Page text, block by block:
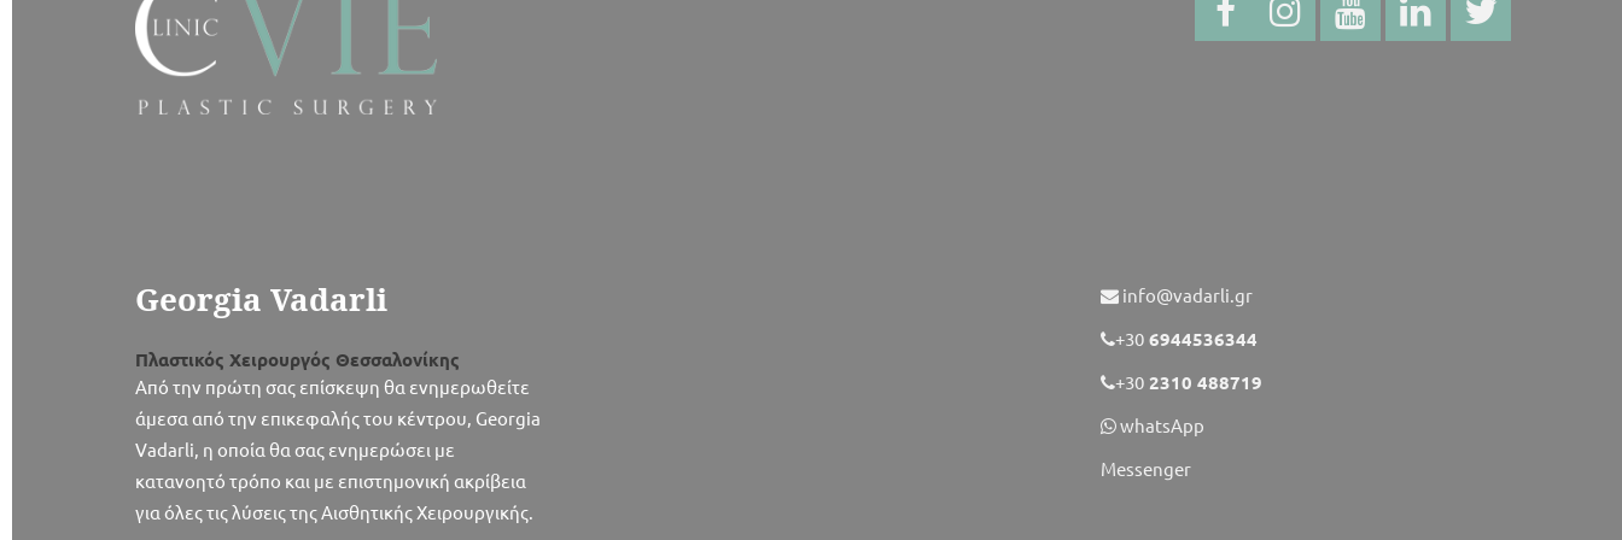
Georgia Vadarli
Πλαστικός Χειρουργός Θεσσαλονίκης
Από την πρώτη σας επίσκεψη θα ενημερωθείτε
άμεσα από την επικεφαλής του κέντρου, Georgia
Vadarli, η οποία θα σας ενημερώσει με
κατανοητό τρόπο και με επιστημονική ακρίβεια
για όλες τις λύσεις της Αισθητικής Χειρουργικής.
info@vadarli.gr
+306944536344
+302310 488719
whatsApp
Messenger